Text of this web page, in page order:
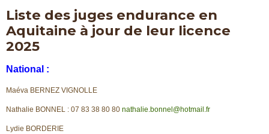
Liste des juges endurance en
Aquitaine à jour de leur licence
2025
National :
Maéva BERNEZ VIGNOLLE
Nathalie BONNEL : 07 83 38 80 80 nathalie.bonnel@hotmail.fr
Lydie BORDERIE